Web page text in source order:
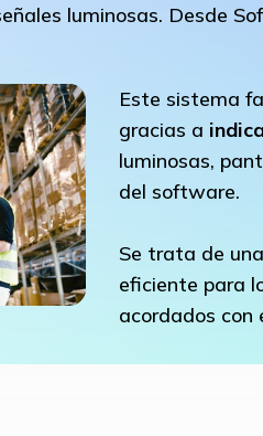
luminosas. Desde
Este sistema
gracias a
luminosas,
del software.
Se trata de
eficiente para
acordados con